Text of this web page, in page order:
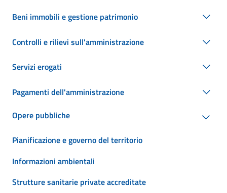
Beni immobili e gestione patrimonio
Controlli e rilievi sull'amministrazione
Servizi erogati
Pagamenti dell'amministrazione
Opere pubbliche
Pianificazione e governo del territorio
Informazioni ambientali
Strutture sanitarie private accreditate